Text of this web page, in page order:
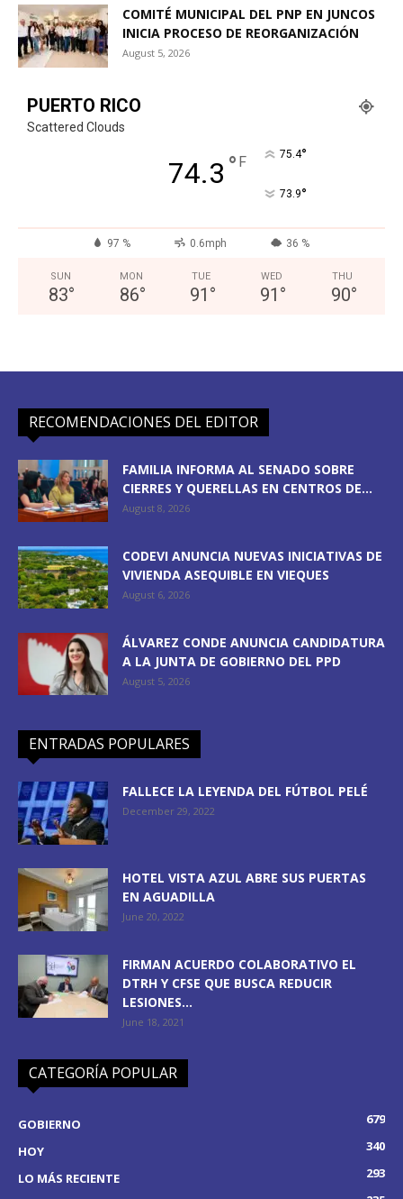
COMITÉ MUNICIPAL DEL PNP EN JUNCOS
INICIA PROCESO DE REORGANIZACIÓN
August 5, 2026
PUERTO RICO
Scattered Clouds
74.3 ° F 75.4°
73.9°
97 % 0.6mph 36 %
SUN
83°
MON
86°
TUE
91 °
WED
91 °
THU
90°
RECOMENDACIONES DEL EDITOR
FAMILIA INFORMA AL SENADO SOBRE
CIERRES Y QUERELLAS EN CENTROS DE...
August 8, 2026
CODEVI ANUNCIA NUEVAS INICIATIVAS DE
VIVIENDA ASEQUIBLE EN VIEQUES
August 6, 2026
ÁLVAREZ CONDE ANUNCIA CANDIDATURA
A LA JUNTA DE GOBIERNO DEL PPD
August 5, 2026
ENTRADAS POPULARES
FALLECE LA LEYENDA DEL FÚTBOL PELÉ
December 29, 2022
HOTEL VISTA AZUL ABRE SUS PUERTAS
EN AGUADILLA
June 20, 2022
FIRMAN ACUERDO COLABORATIVO EL
DTRH Y CFSE QUE BUSCA REDUCIR
LESIONES...
June 18, 2021
CATEGORÍA POPULAR
GOBIERNO
679
HOY
340
LO MÁS RECIENTE
293